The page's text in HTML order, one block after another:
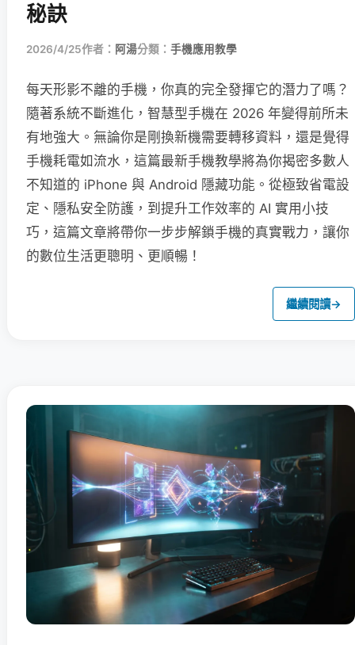
秘訣
2026/4/25作者： 阿湯分類： 手機應用教學
每天形影不離的手機，你真的完全發揮它的潛力了嗎？
隨著系統不斷進化，智慧型手機在 2026 年變得前所未
有地強大。無論你是剛換新機需要轉移資料，還是覺得
手機耗電如流水，這篇最新手機教學將為你揭密多數人
不知道的 iPhone 與 Android 隱藏功能。從極致省電設
定、隱私安全防護，到提升工作效率的 AI 實用小技
巧，這篇文章將帶你一步步解鎖手機的真實戰力，讓你
的數位生活更聰明、更順暢！
繼續閱讀→